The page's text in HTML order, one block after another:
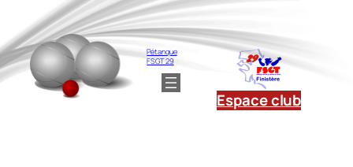
au
contenu
Pétanque
FSGT 29
Espace club